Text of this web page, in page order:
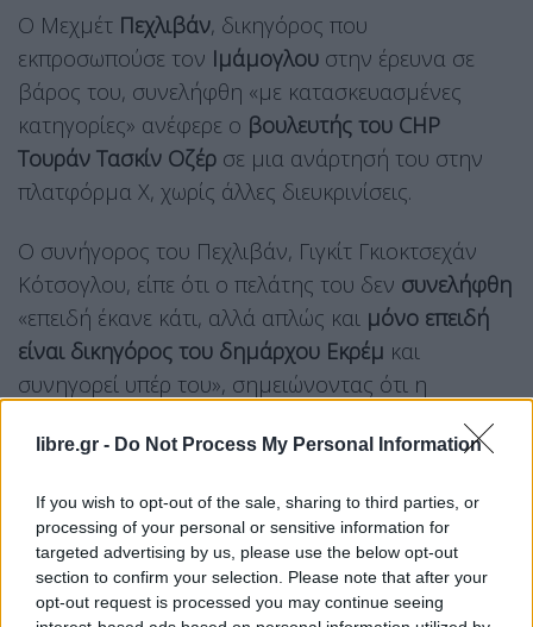
libre.gr - Do Not Process My Personal Information
If you wish to opt-out of the sale, sharing to third parties, or
processing of your personal or sensitive information for
targeted advertising by us, please use the below opt-out
section to confirm your selection. Please note that after your
opt-out request is processed you may continue seeing
Ο Μεχμέτ Πεχλιβάν, δικηγόρος που
εκπροσωπούσε τον Ιμάμογλου στην έρευνα σε
βάρος του, συνελήφθη «με κατασκευασμένες
κατηγορίες» ανέφερε ο βουλευτής του CHP
Τουράν Τασκίν Οζέρ σε μια ανάρτησή του στην
πλατφόρμα Χ, χωρίς άλλες διευκρινίσεις.
Ο συνήγορος του Πεχλιβάν, Γιγκίτ Γκιοκτσεχάν
Κότσογλου, είπε ότι ο πελάτης του δεν συνελήφθη
«επειδή έκανε κάτι, αλλά απλώς και μόνο επειδή
είναι δικηγόρος του δημάρχου Εκρέμ και
συνηγορεί υπέρ του», σημειώνοντας ότι η
ρωτήθηκε στην ανάκριση για μια μεταφορά
χρημάτων που δεν έκανε εκείνος, καθώς και για
μια δωρεά σε μια φιλανθρωπική οργάνωση.
Αφέθηκε ελεύθερος, αλλά του απαγορεύτηκε η